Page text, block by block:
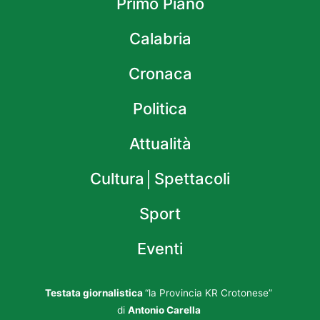
Calabria
Cronaca
Politica
Attualità
Cultura│Spettacoli
Sport
Eventi
Testata giornalistica “la Provincia KR Crotonese”
di Antonio Carella